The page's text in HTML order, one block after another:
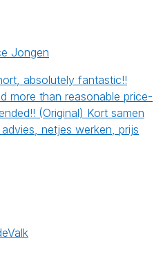
Jongen
absolutely fantastic!!
more than reasonable price-
(Original) Kort samen
netjes werken, prijs